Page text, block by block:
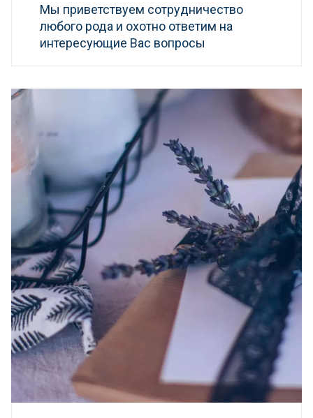
Мы приветствуем сотрудничество
любого рода и охотно ответим на
интересующие Вас вопросы